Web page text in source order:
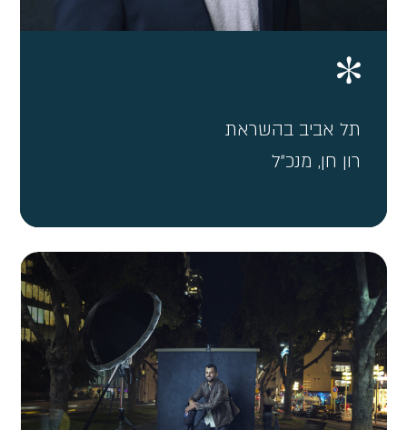
תל אביב בהשראת
רון חן, מנכ״ל